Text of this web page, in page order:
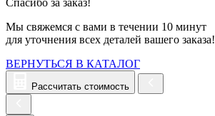
Спасибо за заказ!
Мы свяжемся с вами в течении 10 минут
для уточнения всех деталей вашего заказа!
ВЕРНУТЬСЯ В КАТАЛОГ
Рассчитать стоимость